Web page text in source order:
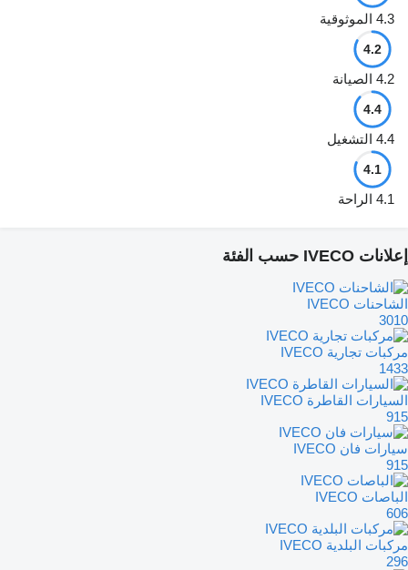
4.3 الموثوقية
4.2
4.2 الصيانة
4.4
4.4 التشغيل
4.1
4.1 الراحة
إعلانات IVECO حسب الفئة
الشاحنات IVECO
3010
مركبات تجارية IVECO
1433
السيارات القاطرة IVECO
915
سيارات فان IVECO
915
الباصات IVECO
606
مركبات البلدية IVECO
296